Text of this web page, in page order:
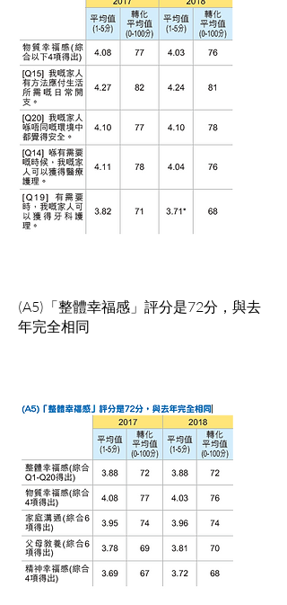
(A5)「整體幸福感」評分是72分，與去
年完全相同